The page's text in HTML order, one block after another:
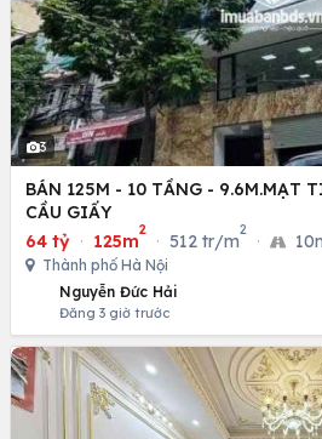
3
BÁN 125M - 10 TẦNG - 9.6M.MẠT
CẦU GIẤY
64 tỷ · 125m
2
· 512 tr/m
2
·
Thành phố Hà Nội
Nguyễn Đức Hải
Đăng 3 giờ trước